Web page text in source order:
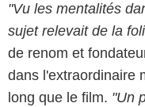
"Vu les mentalités
sujet relevait de la
de renom et
dans l'extraordinaire
long que le film. "Un